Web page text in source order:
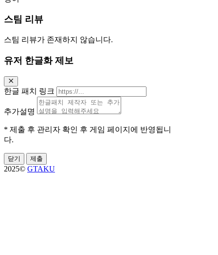
스팀 리뷰
스팀 리뷰가 존재하지 않습니다.
유저 한글화 제보
한글 패치 링크
추가설명
* 제출 후 관리자 확인 후 게임 페이지에 반영됩니
다.
닫기 제출
2025© GTAKU